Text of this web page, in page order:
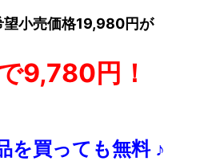
望小売価格19,980円が
9,780円！
を買っても無料 ♪